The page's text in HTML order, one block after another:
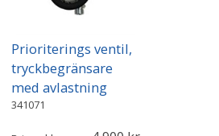
Prioriterings ventil,
tryckbegränsare
med avlastning
341071